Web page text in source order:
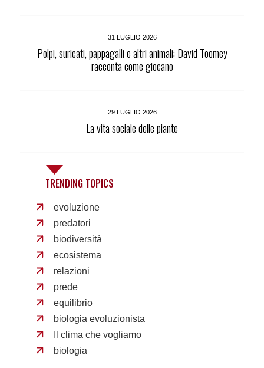
31 LUGLIO 2026
Polpi, suricati, pappagalli e altri animali: David Toomey
racconta come giocano
29 LUGLIO 2026
La vita sociale delle piante
TRENDING TOPICS
evoluzione
predatori
biodiversità
ecosistema
relazioni
prede
equilibrio
biologia evoluzionista
Il clima che vogliamo
biologia